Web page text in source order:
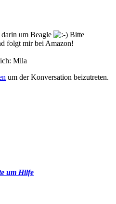
um Beagle
Bitte
folgt mir bei Amazon!
Mila
um der Konversation beizutreten.
um Hilfe